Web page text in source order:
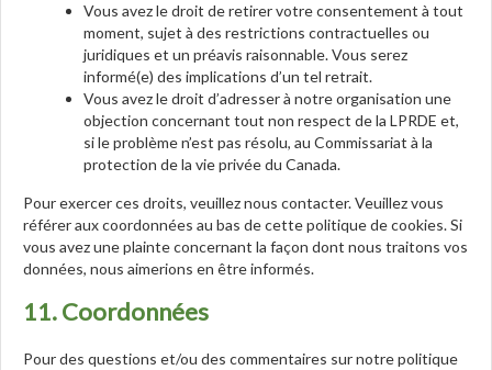
Vous avez le droit de retirer votre consentement à tout
moment, sujet à des restrictions contractuelles ou
juridiques et un préavis raisonnable. Vous serez
informé(e) des implications d’un tel retrait.
Vous avez le droit d’adresser à notre organisation une
objection concernant tout non respect de la LPRDE et,
si le problème n’est pas résolu, au Commissariat à la
protection de la vie privée du Canada.
Pour exercer ces droits, veuillez nous contacter. Veuillez vous
référer aux coordonnées au bas de cette politique de cookies. Si
vous avez une plainte concernant la façon dont nous traitons vos
données, nous aimerions en être informés.
11. Coordonnées
Pour des questions et/ou des commentaires sur notre politique